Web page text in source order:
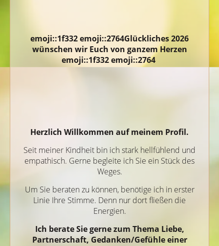
emoji::1f332 emoji::2764Glückliches 2026
wünschen wir Euch von ganzem Herzen
emoji::1f332 emoji::2764
Herzlich Willkommen auf meinem Profil.
Seit meiner Kindheit bin ich stark hellfühlend und
empathisch. Gerne begleite ich Sie ein Stück des
Weges.
Um Sie beraten zu können, benötige ich in erster
Linie Ihre Stimme. Denn nur dort fließen die
Energien.
Ich berate Sie gerne zum Thema Liebe,
Partnerschaft, Gedanken/Gefühle einer